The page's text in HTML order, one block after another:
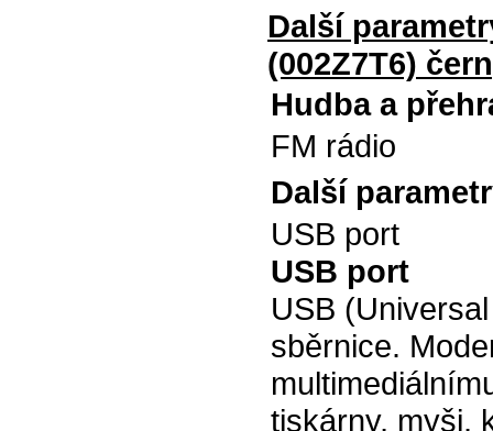
Další
(002Z7T6)
Hudba a
FM rádio
Další
USB port
USB port
USB
sběrnice.
tiskárny, myši,